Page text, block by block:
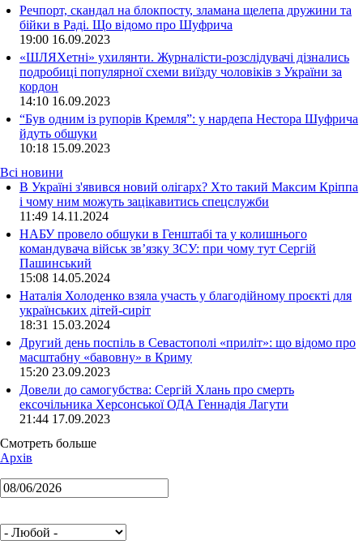
Речпорт, скандал на блокпосту, зламана щелепа дружини та
бійки в Раді. Що відомо про Шуфрича
19:00 16.09.2023
«ШЛЯХетні» ухилянти. Журналісти-розслідувачі дізнались
подробиці популярної схеми виїзду чоловіків з України за
кордон
14:10 16.09.2023
“Був одним із рупорів Кремля”: у нардепа Нестора Шуфрича
йдуть обшуки
10:18 15.09.2023
Всі новини
В Україні з'явився новий олігарх? Хто такий Максим Кріппа
і чому ним можуть зацікавитись спецслужби
11:49 14.11.2024
НАБУ провело обшуки в Генштабі та у колишнього
командувача військ зв’язку ЗСУ: при чому тут Сергій
Пашинський
15:08 14.05.2024
Наталія Холоденко взяла участь у благодійному проєкті для
українських дітей-сиріт
18:31 15.03.2024
Другий день поспіль в Севастополі «приліт»: що відомо про
масштабну «бавовну» в Криму
15:20 23.09.2023
Довели до самогубства: Сергій Хлань про смерть
ексочільника Херсонської ОДА Геннадія Лагути
21:44 17.09.2023
Смотреть больше
Архів